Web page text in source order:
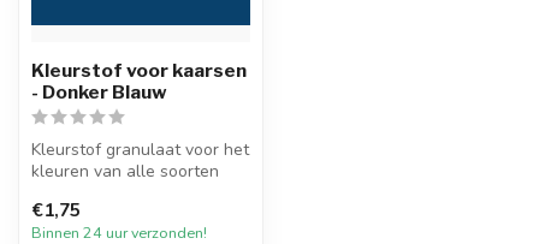
Kleurstof voor kaarsen
- Donker Blauw
Kleurstof granulaat voor het
kleuren van alle soorten
€1,75
Binnen 24 uur verzonden!